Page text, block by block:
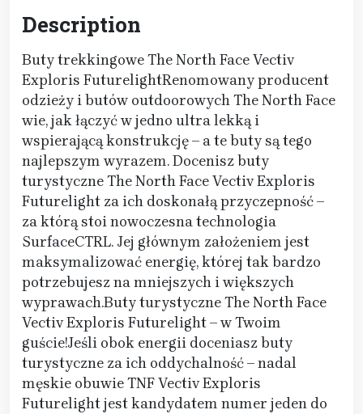
Description
Buty trekkingowe The North Face Vectiv
Exploris FuturelightRenomowany producent
odzieży i butów outdoorowych The North Face
wie, jak łączyć w jedno ultra lekką i
wspierającą konstrukcję – a te buty są tego
najlepszym wyrazem. Docenisz buty
turystyczne The North Face Vectiv Exploris
Futurelight za ich doskonałą przyczepność –
za którą stoi nowoczesna technologia
SurfaceCTRL. Jej głównym założeniem jest
maksymalizować energię, której tak bardzo
potrzebujesz na mniejszych i większych
wyprawach.Buty turystyczne The North Face
Vectiv Exploris Futurelight – w Twoim
guście!Jeśli obok energii doceniasz buty
turystyczne za ich oddychalność – nadal
męskie obuwie TNF Vectiv Exploris
Futurelight jest kandydatem numer jeden do